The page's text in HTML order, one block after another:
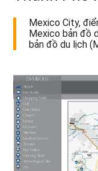
Mexico City,
Mexico bản đồ
bản đồ du lịch